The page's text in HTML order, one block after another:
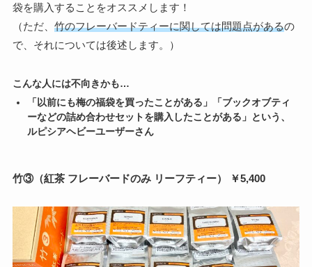
袋を購入することをオススメします！
（ただ、 竹のフレーバードティーに関しては問題点があるの
で、それについては後述します。）
こんな人には不向きかも…
「以前にも梅の福袋を買ったことがある」「ブックオブティ
ーなどの詰め合わせセットを購入したことがある」という、
ルピシアヘビーユーザーさん
竹③（紅茶 フレーバードのみ リーフティー） ￥5,400